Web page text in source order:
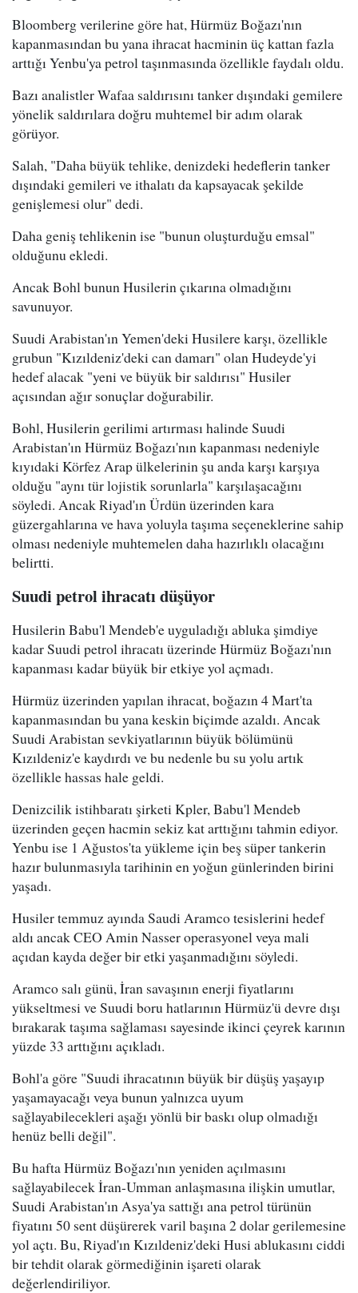
Bloomberg verilerine göre hat, Hürmüz Boğazı'nın
kapanmasından bu yana ihracat hacminin üç kattan fazla
arttığı Yenbu'ya petrol taşınmasında özellikle faydalı oldu.
Bazı analistler Wafaa saldırısını tanker dışındaki gemilere
yönelik saldırılara doğru muhtemel bir adım olarak
görüyor.
Salah, "Daha büyük tehlike, denizdeki hedeflerin tanker
dışındaki gemileri ve ithalatı da kapsayacak şekilde
genişlemesi olur" dedi.
Daha geniş tehlikenin ise "bunun oluşturduğu emsal"
olduğunu ekledi.
Ancak Bohl bunun Husilerin çıkarına olmadığını
savunuyor.
Suudi Arabistan'ın Yemen'deki Husilere karşı, özellikle
grubun "Kızıldeniz'deki can damarı" olan Hudeyde'yi
hedef alacak "yeni ve büyük bir saldırısı" Husiler
açısından ağır sonuçlar doğurabilir.
Bohl, Husilerin gerilimi artırması halinde Suudi
Arabistan'ın Hürmüz Boğazı'nın kapanması nedeniyle
kıyıdaki Körfez Arap ülkelerinin şu anda karşı karşıya
olduğu "aynı tür lojistik sorunlarla" karşılaşacağını
söyledi. Ancak Riyad'ın Ürdün üzerinden kara
güzergahlarına ve hava yoluyla taşıma seçeneklerine sahip
olması nedeniyle muhtemelen daha hazırlıklı olacağını
belirtti.
Suudi petrol ihracatı düşüyor
Husilerin Babu'l Mendeb'e uyguladığı abluka şimdiye
kadar Suudi petrol ihracatı üzerinde Hürmüz Boğazı'nın
kapanması kadar büyük bir etkiye yol açmadı.
Hürmüz üzerinden yapılan ihracat, boğazın 4 Mart'ta
kapanmasından bu yana keskin biçimde azaldı. Ancak
Suudi Arabistan sevkiyatlarının büyük bölümünü
Kızıldeniz'e kaydırdı ve bu nedenle bu su yolu artık
özellikle hassas hale geldi.
Denizcilik istihbaratı şirketi Kpler, Babu'l Mendeb
üzerinden geçen hacmin sekiz kat arttığını tahmin ediyor.
Yenbu ise 1 Ağustos'ta yükleme için beş süper tankerin
hazır bulunmasıyla tarihinin en yoğun günlerinden birini
yaşadı.
Husiler temmuz ayında Saudi Aramco tesislerini hedef
aldı ancak CEO Amin Nasser operasyonel veya mali
açıdan kayda değer bir etki yaşanmadığını söyledi.
Aramco salı günü, İran savaşının enerji fiyatlarını
yükseltmesi ve Suudi boru hatlarının Hürmüz'ü devre dışı
bırakarak taşıma sağlaması sayesinde ikinci çeyrek karının
yüzde 33 arttığını açıkladı.
Bohl'a göre "Suudi ihracatının büyük bir düşüş yaşayıp
yaşamayacağı veya bunun yalnızca uyum
sağlayabilecekleri aşağı yönlü bir baskı olup olmadığı
henüz belli değil".
Bu hafta Hürmüz Boğazı'nın yeniden açılmasını
sağlayabilecek İran-Umman anlaşmasına ilişkin umutlar,
Suudi Arabistan'ın Asya'ya sattığı ana petrol türünün
fiyatını 50 sent düşürerek varil başına 2 dolar gerilemesine
yol açtı. Bu, Riyad'ın Kızıldeniz'deki Husi ablukasını ciddi
bir tehdit olarak görmediğinin işareti olarak
değerlendiriliyor.